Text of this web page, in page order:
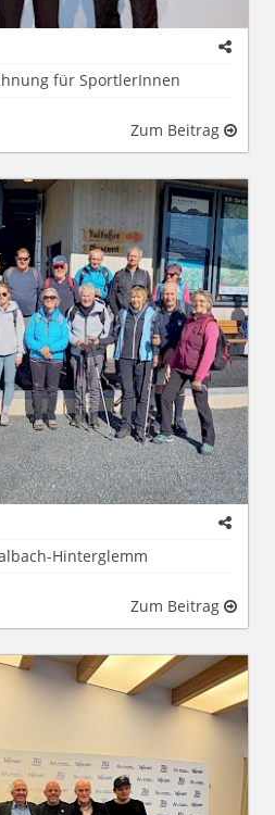
für SportlerInnen
Zum Beitrag
Hinterglemm
Zum Beitrag